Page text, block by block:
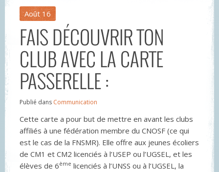
Août 16
FAIS DÉCOUVRIR TON
CLUB AVEC LA CARTE
PASSERELLE :
Publié dans Communication
Cette carte a pour but de mettre en avant les clubs
affiliés à une fédération membre du CNOSF (ce qui
est le cas de la FNSMR). Elle offre aux jeunes écoliers
de CM1 et CM2 licenciés à l’USEP ou l’UGSEL, et les
élèves de 6ème licenciés à l’UNSS ou à l’UGSEL, la